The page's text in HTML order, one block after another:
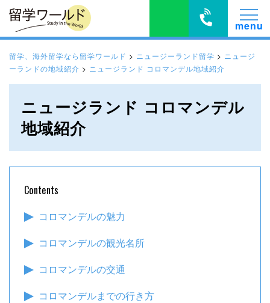
留学、海外留学なら留学ワールド > ニュージーランド留学 > ニュージ
ーランドの地域紹介 > ニュージランド コロマンデル地域紹介
ニュージランド コロマンデル
地域紹介
Contents
コロマンデルの魅力
コロマンデルの観光名所
コロマンデルの交通
コロマンデルまでの行き方